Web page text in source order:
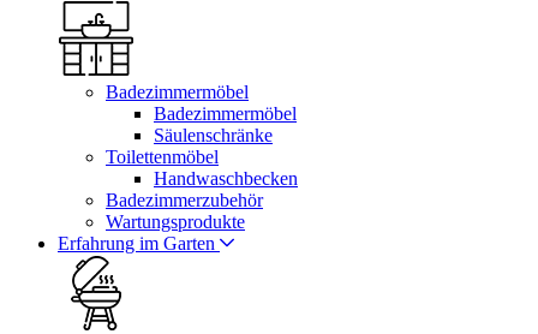
Badezimmermöbel
Badezimmermöbel
Säulenschränke
Toilettenmöbel
Handwaschbecken
Badezimmerzubehör
Wartungsprodukte
Erfahrung im Garten